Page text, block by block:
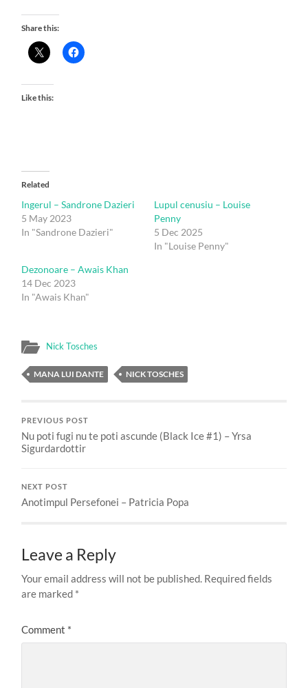
Share this:
Like this:
Related
Ingerul – Sandrone Dazieri
5 May 2023
In "Sandrone Dazieri"
Lupul cenusiu – Louise
Penny
5 Dec 2025
In "Louise Penny"
Dezonoare – Awais Khan
14 Dec 2023
In "Awais Khan"
Nick Tosches
MANA LUI DANTE NICK TOSCHES
PREVIOUS POST
Nu poti fugi nu te poti ascunde (Black Ice #1) – Yrsa
Sigurdardottir
NEXT POST
Anotimpul Persefonei – Patricia Popa
Leave a Reply
Your email address will not be published. Required fields
are marked *
Comment *